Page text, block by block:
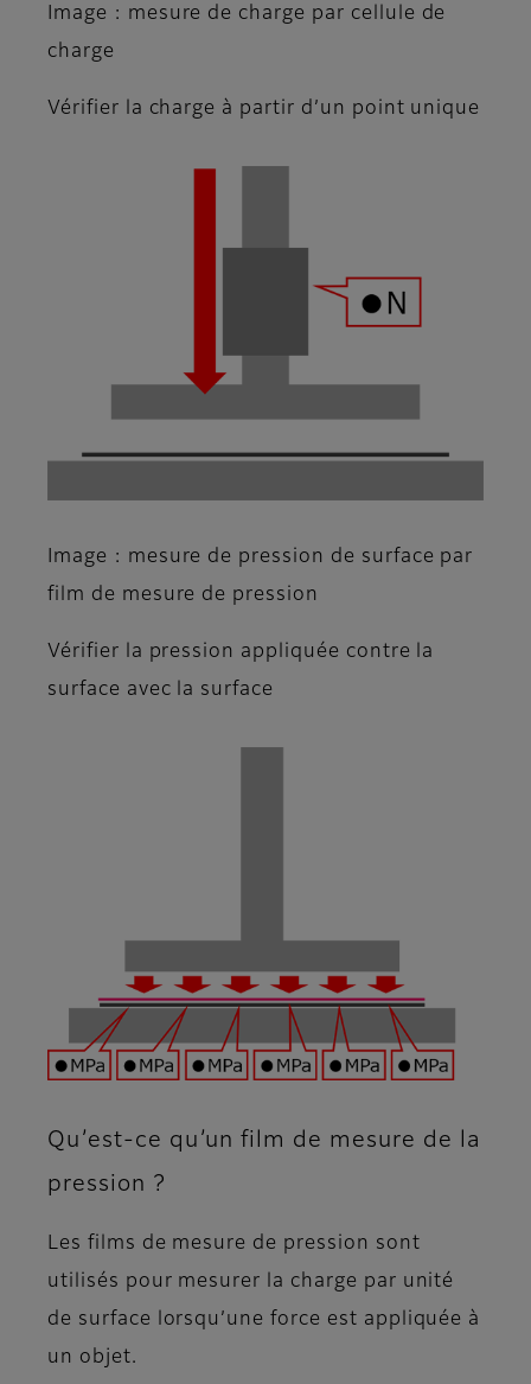
Image : mesure de charge par cellule de
charge
Vérifier la charge à partir d’un point unique
Image : mesure de pression de surface par
film de mesure de pression
Vérifier la pression appliquée contre la
surface avec la surface
Qu’est-ce qu’un film de mesure de la
pression ?
Les films de mesure de pression sont
utilisés pour mesurer la charge par unité
de surface lorsqu’une force est appliquée à
un objet.